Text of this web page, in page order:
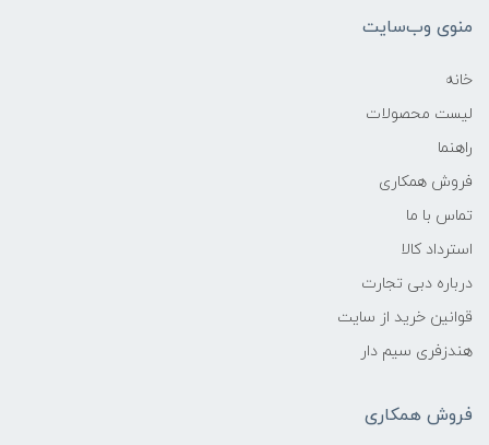
منوی وب‌سایت
خانه
لیست محصولات
راهنما
فروش همکاری
تماس با ما
استرداد کالا
درباره دبی تجارت
قوانین خرید از سایت
هندزفری سیم دار
فروش همکاری